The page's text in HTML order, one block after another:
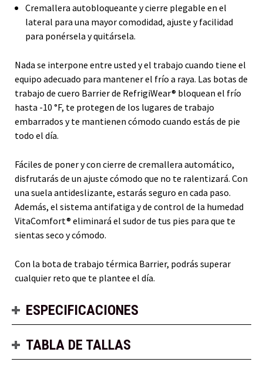
Cremallera autobloqueante y cierre plegable en el
lateral para una mayor comodidad, ajuste y facilidad
para ponérsela y quitársela.
Nada se interpone entre usted y el trabajo cuando tiene el
equipo adecuado para mantener el frío a raya. Las botas de
trabajo de cuero Barrier de RefrigiWear® bloquean el frío
hasta -10 °F, te protegen de los lugares de trabajo
embarrados y te mantienen cómodo cuando estás de pie
todo el día.
Fáciles de poner y con cierre de cremallera automático,
disfrutarás de un ajuste cómodo que no te ralentizará. Con
una suela antideslizante, estarás seguro en cada paso.
Además, el sistema antifatiga y de control de la humedad
VitaComfort® eliminará el sudor de tus pies para que te
sientas seco y cómodo.
Con la bota de trabajo térmica Barrier, podrás superar
cualquier reto que te plantee el día.
ESPECIFICACIONES
TABLA DE TALLAS